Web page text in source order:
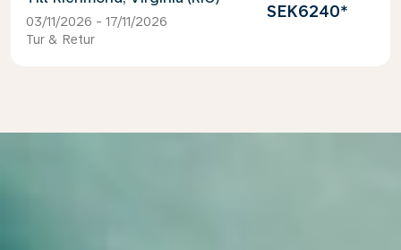
03/11/2026 - 17/11/2026
Tur & Retur
SEK6240*